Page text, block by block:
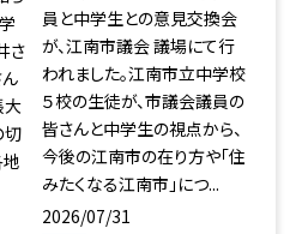
さ
大
切
員と中学生との意見交換会
が、江南市議会 議場にて行
われました。江南市立中学校
５校の生徒が、市議会議員の
皆さんと中学生の視点から、
今後の江南市の在り方や「住
みたくなる江南市」につ...
2026/07/31